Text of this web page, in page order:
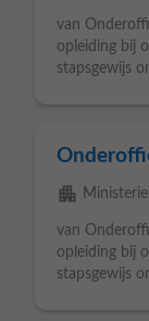
van
opleiding bij
stapsgewijs
apartment
van
opleiding bij
stapsgewijs